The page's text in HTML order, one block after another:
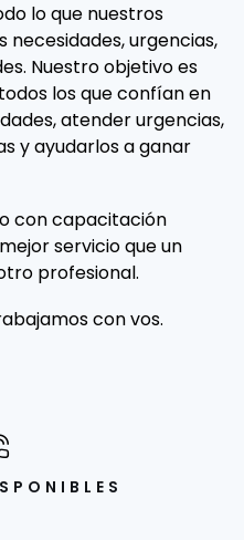
lo que nuestros
necesidades, urgencias,
Nuestro objetivo es
los que confían en
atender urgencias,
y ayudarlos a ganar
con capacitación
servicio que un
profesional.
con vos.